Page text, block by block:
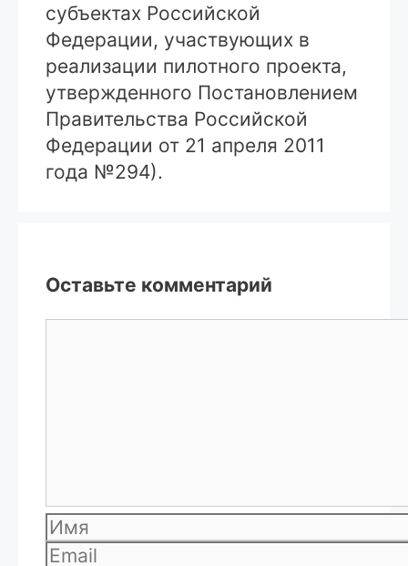
субъектах Российской
Федерации, участвующих в
реализации пилотного проекта,
утвержденного Постановлением
Правительства Российской
Федерации от 21 апреля 2011
года №294).
Оставьте комментарий
Имя
Email